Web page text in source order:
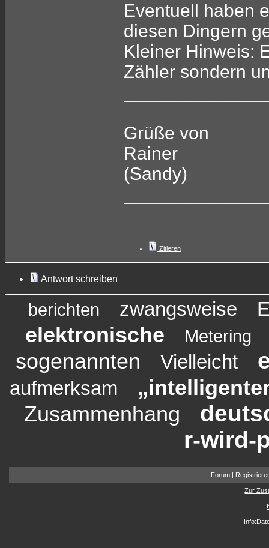
Eventuell haben
diesen Dingern
Kleiner Hinweis:
Zähler sondern
Grüße von
Rainer
(Sandy)
Zitieren
Antwort schreiben
berichten zwangsweise
elektronische Metering
sogenannten Vielleicht
aufmerksam
Zusammenhang
r-wird-
Forum |
Zur